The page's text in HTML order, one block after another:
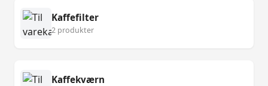
Kaffefilter
2 produkter
Kaffekværn